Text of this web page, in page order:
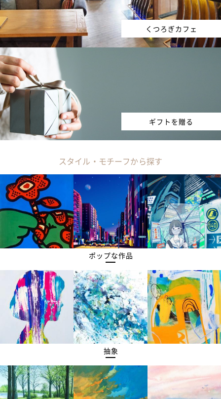
くつろぎカフェ
ギフトを贈る
スタイル・モチーフから探す
ポップな作品
抽象